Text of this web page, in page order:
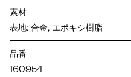
素材
表地: 合金, エポキシ樹脂
品番
160954